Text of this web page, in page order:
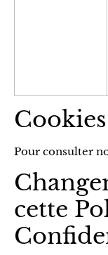
Cookies
Pour consulter
cette